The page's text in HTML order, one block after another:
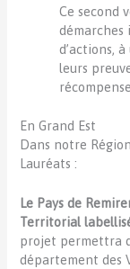
Ce second
démarches
d’actions,
leurs
En Grand Est
Dans notre
Lauréats :
Le Pays de
Territorial
projet permettra
département des